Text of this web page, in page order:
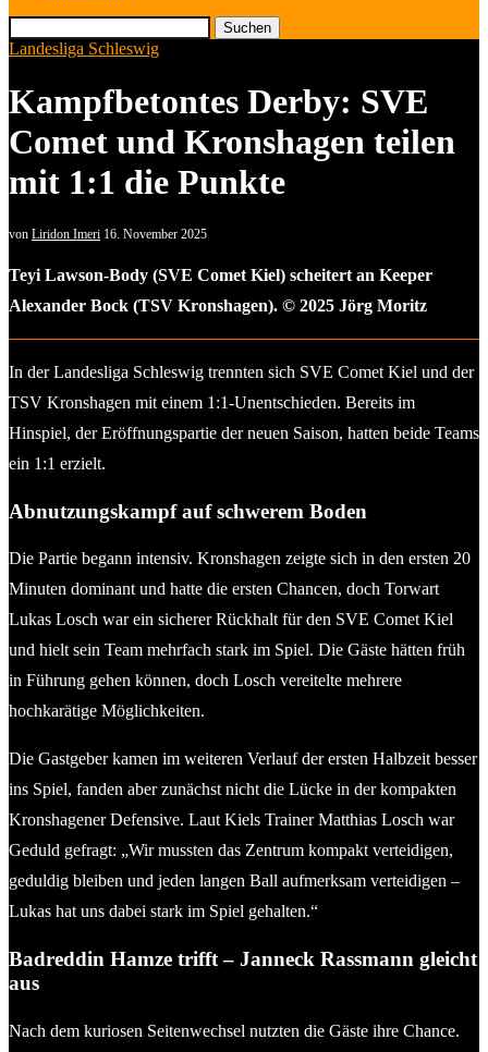
Suchen
Landesliga Schleswig
Kampfbetontes Derby: SVE
Comet und Kronshagen teilen
mit 1:1 die Punkte
von Liridon Imeri 16. November 2025
Teyi Lawson-Body (SVE Comet Kiel) scheitert an Keeper
Alexander Bock (TSV Kronshagen). © 2025 Jörg Moritz
In der Landesliga Schleswig trennten sich SVE Comet Kiel und der
TSV Kronshagen mit einem 1:1-Unentschieden. Bereits im
Hinspiel, der Eröffnungspartie der neuen Saison, hatten beide Teams
ein 1:1 erzielt.
Abnutzungskampf auf schwerem Boden
Die Partie begann intensiv. Kronshagen zeigte sich in den ersten 20
Minuten dominant und hatte die ersten Chancen, doch Torwart
Lukas Losch war ein sicherer Rückhalt für den SVE Comet Kiel
und hielt sein Team mehrfach stark im Spiel. Die Gäste hätten früh
in Führung gehen können, doch Losch vereitelte mehrere
hochkarätige Möglichkeiten.
Die Gastgeber kamen im weiteren Verlauf der ersten Halbzeit besser
ins Spiel, fanden aber zunächst nicht die Lücke in der kompakten
Kronshagener Defensive. Laut Kiels Trainer Matthias Losch war
Geduld gefragt: „Wir mussten das Zentrum kompakt verteidigen,
geduldig bleiben und jeden langen Ball aufmerksam verteidigen –
Lukas hat uns dabei stark im Spiel gehalten.“
Badreddin Hamze trifft – Janneck Rassmann gleicht
aus
Nach dem kuriosen Seitenwechsel nutzten die Gäste ihre Chance.